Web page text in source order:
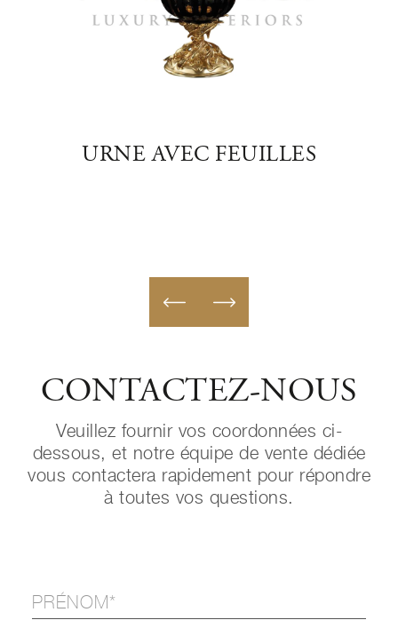
URNE AVEC FEUILLES
CONTACTEZ-NOUS
Veuillez fournir vos coordonnées ci-
dessous, et notre équipe de vente dédiée
vous contactera rapidement pour répondre
à toutes vos questions.